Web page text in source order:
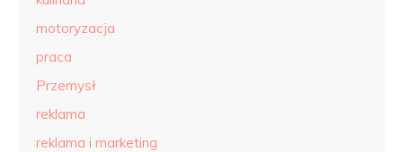
motoryzacja
praca
Przemysł
reklama
reklama i marketing